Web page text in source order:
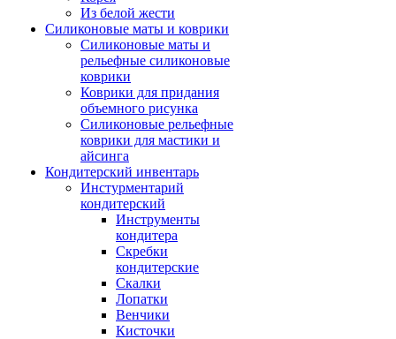
Из белой жести
Силиконовые маты и коврики
Силиконовые маты и
рельефные силиконовые
коврики
Коврики для придания
объемного рисунка
Силиконовые рельефные
коврики для мастики и
айсинга
Кондитерский инвентарь
Инстурментарий
кондитерский
Инструменты
кондитера
Скребки
кондитерские
Скалки
Лопатки
Венчики
Кисточки